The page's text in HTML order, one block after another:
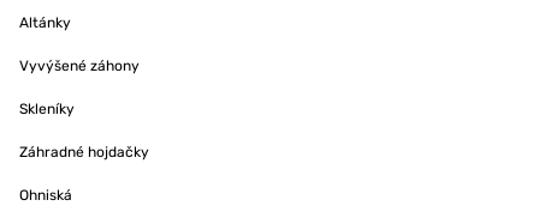
Altánky
Vyvýšené záhony
Skleníky
Záhradné hojdačky
Ohniská